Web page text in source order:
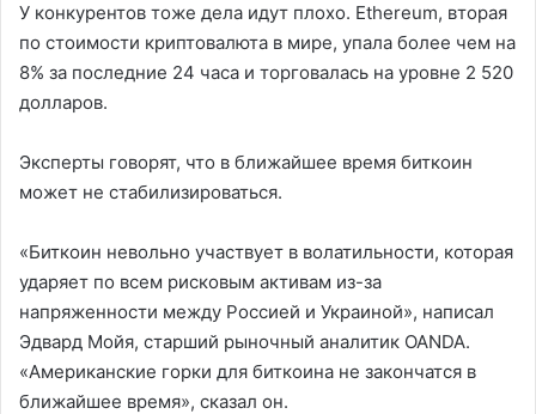
У конкурентов тоже дела идут плохо. Ethereum, вторая
по стоимости криптовалюта в мире, упала более чем на
8% за последние 24 часа и торговалась на уровне 2 520
долларов.
Эксперты говорят, что в ближайшее время биткоин
может не стабилизироваться.
«Биткоин невольно участвует в волатильности, которая
ударяет по всем рисковым активам из-за
напряженности между Россией и Украиной», написал
Эдвард Мойя, старший рыночный аналитик OANDA.
«Американские горки для биткоина не закончатся в
ближайшее время», сказал он.